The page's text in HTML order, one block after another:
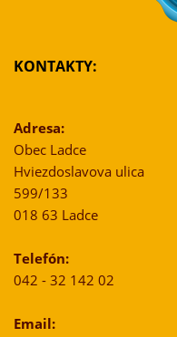
KONTAKTY:
Adresa:
Obec Ladce
Hviezdoslavova ulica
599/133
018 63 Ladce
Telefón:
042 - 32 142 02
Email: